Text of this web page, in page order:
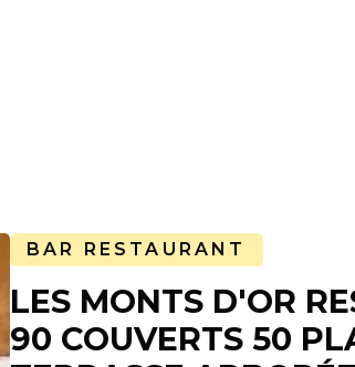
BAR RESTAURANT
LES MONTS D'OR
90 COUVERTS 50